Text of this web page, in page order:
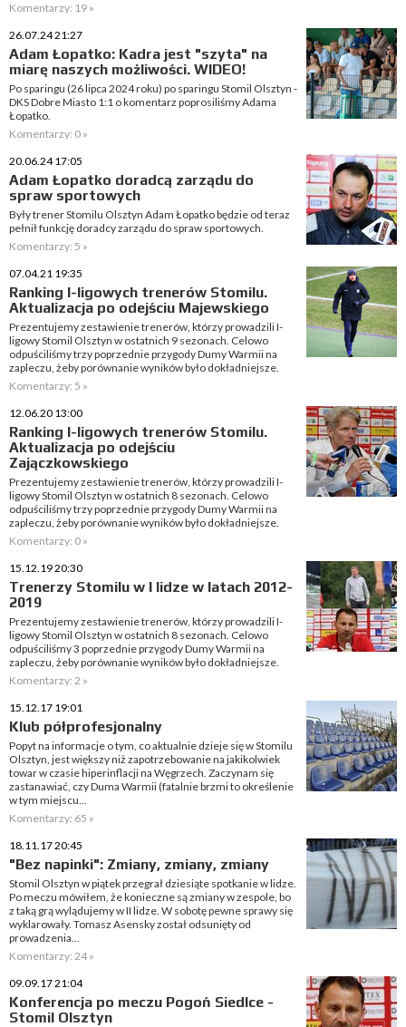
Komentarzy: 19 »
26.07.24 21:27
Adam Łopatko: Kadra jest "szyta" na
miarę naszych możliwości. WIDEO!
Po sparingu (26 lipca 2024 roku) po sparingu Stomil Olsztyn -
DKS Dobre Miasto 1:1 o komentarz poprosiliśmy Adama
Łopatko.
Komentarzy: 0 »
20.06.24 17:05
Adam Łopatko doradcą zarządu do
spraw sportowych
Były trener Stomilu Olsztyn Adam Łopatko będzie od teraz
pełnił funkcję doradcy zarządu do spraw sportowych.
Komentarzy: 5 »
07.04.21 19:35
Ranking I-ligowych trenerów Stomilu.
Aktualizacja po odejściu Majewskiego
Prezentujemy zestawienie trenerów, którzy prowadzili I-
ligowy Stomil Olsztyn w ostatnich 9 sezonach. Celowo
odpuściliśmy trzy poprzednie przygody Dumy Warmii na
zapleczu, żeby porównanie wyników było dokładniejsze.
Komentarzy: 5 »
12.06.20 13:00
Ranking I-ligowych trenerów Stomilu.
Aktualizacja po odejściu
Zajączkowskiego
Prezentujemy zestawienie trenerów, którzy prowadzili I-
ligowy Stomil Olsztyn w ostatnich 8 sezonach. Celowo
odpuściliśmy trzy poprzednie przygody Dumy Warmii na
zapleczu, żeby porównanie wyników było dokładniejsze.
Komentarzy: 0 »
15.12.19 20:30
Trenerzy Stomilu w I lidze w latach 2012-
2019
Prezentujemy zestawienie trenerów, którzy prowadzili I-
ligowy Stomil Olsztyn w ostatnich 8 sezonach. Celowo
odpuściliśmy 3 poprzednie przygody Dumy Warmii na
zapleczu, żeby porównanie wyników było dokładniejsze.
Komentarzy: 2 »
15.12.17 19:01
Klub półprofesjonalny
Popyt na informacje o tym, co aktualnie dzieje się w Stomilu
Olsztyn, jest większy niż zapotrzebowanie na jakikolwiek
towar w czasie hiperinflacji na Węgrzech. Zaczynam się
zastanawiać, czy Duma Warmii (fatalnie brzmi to określenie
w tym miejscu...
Komentarzy: 65 »
18.11.17 20:45
"Bez napinki": Zmiany, zmiany, zmiany
Stomil Olsztyn w piątek przegrał dziesiąte spotkanie w lidze.
Po meczu mówiłem, że konieczne są zmiany w zespole, bo
z taką grą wylądujemy w II lidze. W sobotę pewne sprawy się
wyklarowały. Tomasz Asensky został odsunięty od
prowadzenia...
Komentarzy: 24 »
09.09.17 21:04
Konferencja po meczu Pogoń Siedlce -
Stomil Olsztyn